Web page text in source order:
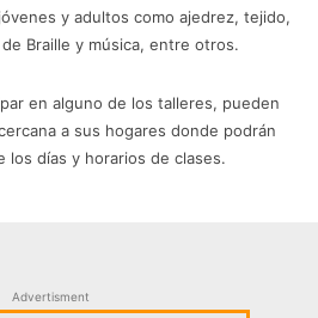
y adultos como ajedrez, tejido,
Braille y música, entre otros.
en alguno de los talleres, pueden
a sus hogares donde podrán
días y horarios de clases.
Advertisment